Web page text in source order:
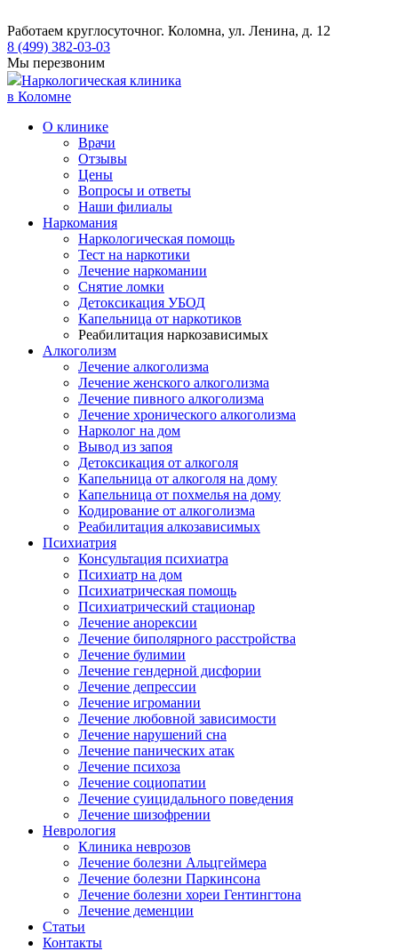
Работаем круглосуточног. Коломна, ул. Ленина, д. 12
8 (499) 382-03-03
Мы перезвоним
Наркологическая клиника
в Коломне
О клинике
Врачи
Отзывы
Цены
Вопросы и ответы
Наши филиалы
Наркомания
Наркологическая помощь
Тест на наркотики
Лечение наркомании
Снятие ломки
​​Детоксикация УБОД
Капельница от наркотиков
Реабилитация наркозависимых
Алкоголизм
Лечение алкоголизма
Лечение женского алкоголизма
Лечение пивного алкоголизма
Лечение хронического алкоголизма
Нарколог на дом
Вывод из запоя
Детоксикация от алкоголя
Капельница от алкоголя на дому
Капельница от похмелья на дому
Кодирование от алкоголизма
Реабилитация алкозависимых
Психиатрия
Консультация психиатра
Психиатр на дом
Психиатрическая помощь
Психиатрический стационар
Лечение анорексии
Лечение биполярного расстройства
Лечение булимии
Лечение гендерной дисфории
Лечение депрессии
Лечение игромании
Лечение любовной зависимости
Лечение нарушений сна
Лечение панических атак
Лечение психоза
Лечение социопатии
Лечение суицидального поведения
Лечение шизофрении
Неврология
Клиника неврозов
Лечение болезни Альцгеймера
Лечение болезни Паркинсона
Лечение болезни хореи Гентингтона
Лечение деменции
Статьи
Контакты